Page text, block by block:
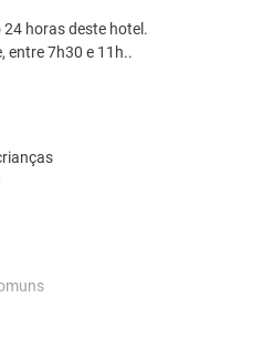
horas deste hotel.
entre 7h30 e 11h..